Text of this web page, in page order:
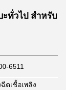
ะทั่วไป สําหรับ
6511
ฉีดเชื้อเพลิง